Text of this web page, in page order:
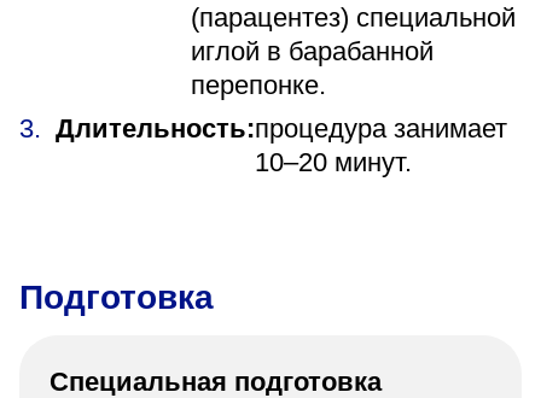
(парацентез) специальной
иглой в барабанной
перепонке.
Длительность:процедура занимает
10–20 минут.
Подготовка
Специальная подготовка